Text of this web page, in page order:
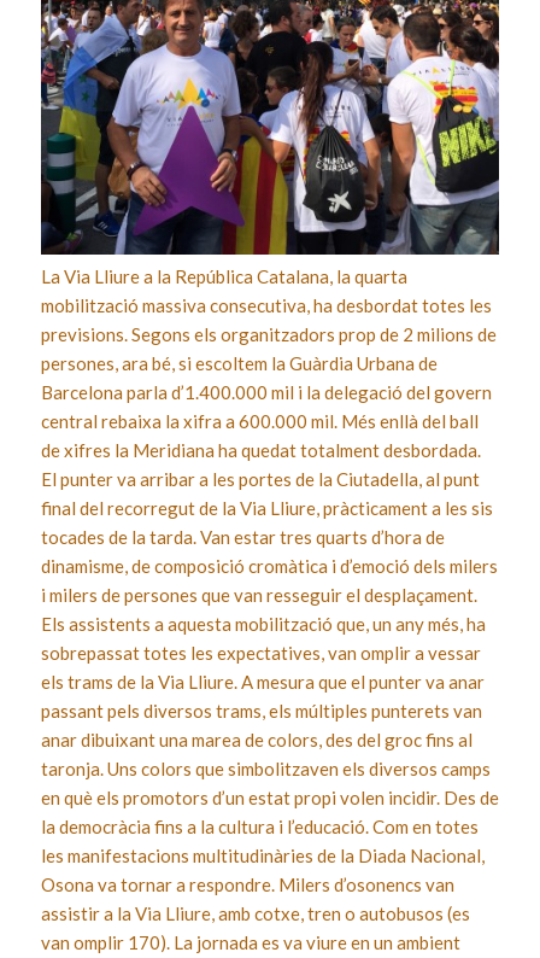
La Via Lliure a la República Catalana, la quarta
mobilització massiva consecutiva, ha desbordat totes les
previsions. Segons els organitzadors prop de 2 milions de
persones, ara bé, si escoltem la Guàrdia Urbana de
Barcelona parla d’1.400.000 mil i la delegació del govern
central rebaixa la xifra a 600.000 mil. Més enllà del ball
de xifres la Meridiana ha quedat totalment desbordada.
El punter va arribar a les portes de la Ciutadella, al punt
final del recorregut de la Via Lliure, pràcticament a les sis
tocades de la tarda. Van estar tres quarts d’hora de
dinamisme, de composició cromàtica i d’emoció dels milers
i milers de persones que van resseguir el desplaçament.
Els assistents a aquesta mobilització que, un any més, ha
sobrepassat totes les expectatives, van omplir a vessar
els trams de la Via Lliure. A mesura que el punter va anar
passant pels diversos trams, els múltiples punterets van
anar dibuixant una marea de colors, des del groc fins al
taronja. Uns colors que simbolitzaven els diversos camps
en què els promotors d’un estat propi volen incidir. Des de
la democràcia fins a la cultura i l’educació. Com en totes
les manifestacions multitudinàries de la Diada Nacional,
Osona va tornar a respondre. Milers d’osonencs van
assistir a la Via Lliure, amb cotxe, tren o autobusos (es
van omplir 170). La jornada es va viure en un ambient